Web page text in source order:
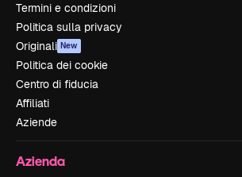
Termini e condizioni
Politica sulla privacy
Originali New
Politica dei cookie
Centro di fiducia
Affiliati
Aziende
Azienda